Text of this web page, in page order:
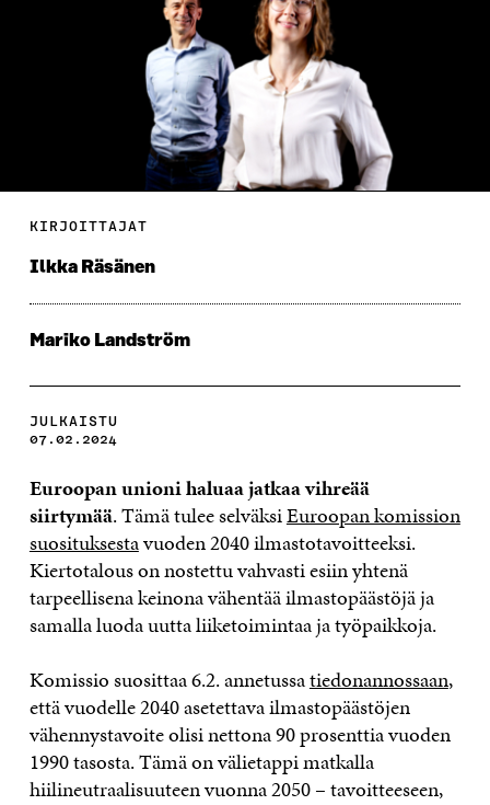
KIRJOITTAJAT
Ilkka Räsänen
Mariko Landström
JULKAISTU
07.02.2024
Euroopan unioni haluaa jatkaa vihreää
siirtymää. Tämä tulee selväksiEuroopan komission
suosituksestavuoden 2040 ilmastotavoitteeksi.
Kiertotalous on nostettu vahvasti esiin yhtenä
tarpeellisena keinona vähentää ilmastopäästöjä ja
samalla luoda uutta liiketoimintaa ja työpaikkoja.
Komissio suosittaa 6.2. annetussatiedonannossaan,
että vuodelle 2040 asetettava ilmastopäästöjen
vähennystavoite olisi nettona 90 prosenttia vuoden
1990 tasosta. Tämä on välietappi matkalla
hiilineutraalisuuteen vuonna 2050 – tavoitteeseen,